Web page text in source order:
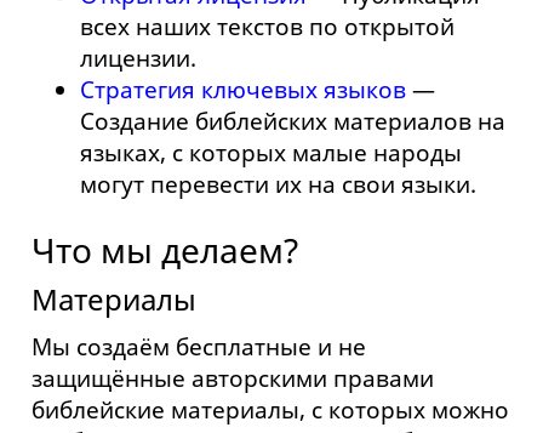
всех наших текстов по открытой
лицензии.
Стратегия ключевых языков—
Создание библейских материалов на
языках, с которых малые народы
могут перевести их на свои языки.
Что мы делаем?
Материалы
Мы создаём бесплатные и не
защищённые авторскими правами
библейские материалы, с которых можно